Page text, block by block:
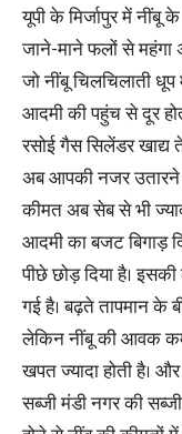
यूपी के मिर्जापुर में
जाने-माने फलों से महंगा
जो नींबू चिलचिलाती
आदमी की पहुंच से दूर
रसोई गैस सिलेंडर खाद्य
अब आपकी नजर उतारने
कीमत अब सेब से भी
आदमी का बजट बिगाड़
पीछे छोड़ दिया है।
गई है। बढ़ते तापमान के
लेकिन नींबू की आवक कम
खपत ज्यादा होती है।
सब्जी मंडी नगर की